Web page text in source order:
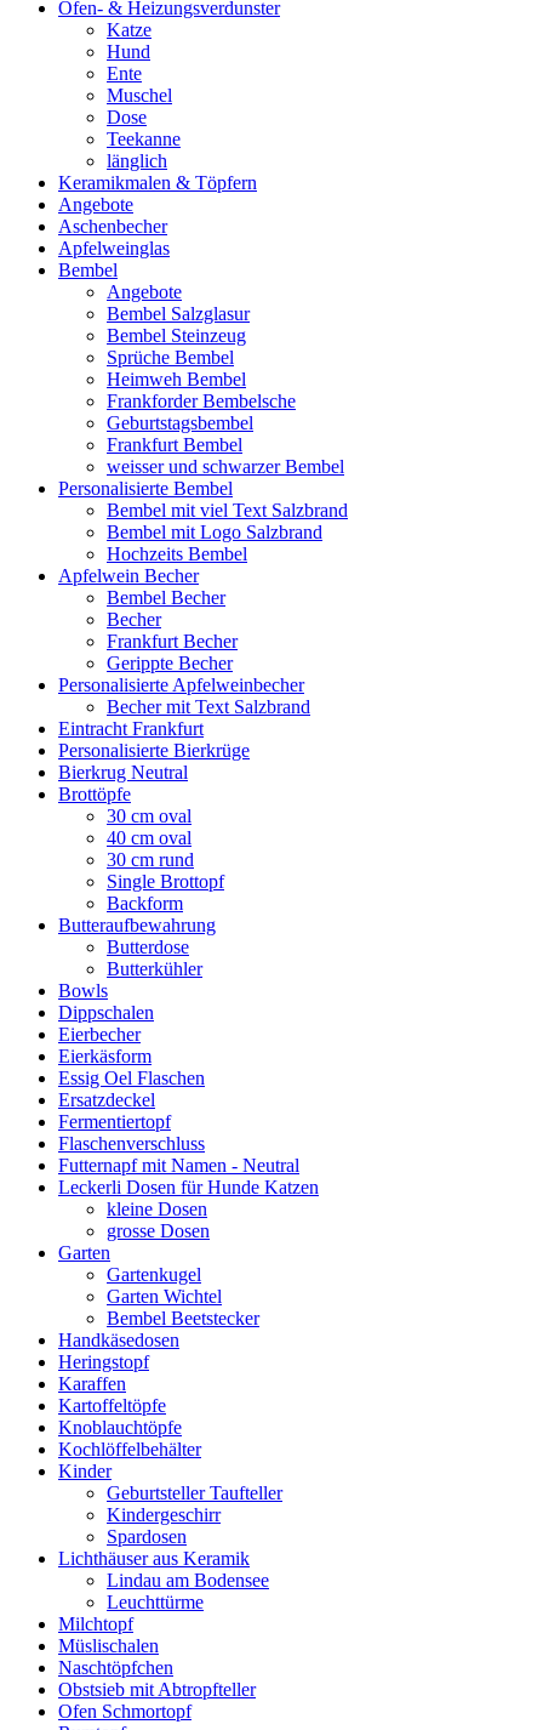
Ofen- & Heizungsverdunster
Katze
Hund
Ente
Muschel
Dose
Teekanne
länglich
Keramikmalen & Töpfern
Angebote
Aschenbecher
Apfelweinglas
Bembel
Angebote
Bembel Salzglasur
Bembel Steinzeug
Sprüche Bembel
Heimweh Bembel
Frankforder Bembelsche
Geburtstagsbembel
Frankfurt Bembel
weisser und schwarzer Bembel
Personalisierte Bembel
Bembel mit viel Text Salzbrand
Bembel mit Logo Salzbrand
Hochzeits Bembel
Apfelwein Becher
Bembel Becher
Becher
Frankfurt Becher
Gerippte Becher
Personalisierte Apfelweinbecher
Becher mit Text Salzbrand
Eintracht Frankfurt
Personalisierte Bierkrüge
Bierkrug Neutral
Brottöpfe
30 cm oval
40 cm oval
30 cm rund
Single Brottopf
Backform
Butteraufbewahrung
Butterdose
Butterkühler
Bowls
Dippschalen
Eierbecher
Eierkäsform
Essig Oel Flaschen
Ersatzdeckel
Fermentiertopf
Flaschenverschluss
Futternapf mit Namen - Neutral
Leckerli Dosen für Hunde Katzen
kleine Dosen
grosse Dosen
Garten
Gartenkugel
Garten Wichtel
Bembel Beetstecker
Handkäsedosen
Heringstopf
Karaffen
Kartoffeltöpfe
Knoblauchtöpfe
Kochlöffelbehälter
Kinder
Geburtsteller Taufteller
Kindergeschirr
Spardosen
Lichthäuser aus Keramik
Lindau am Bodensee
Leuchttürme
Milchtopf
Müslischalen
Naschtöpfchen
Obstsieb mit Abtropfteller
Ofen Schmortopf